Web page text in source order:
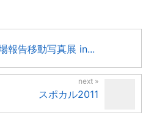
報告移動写真展 in...
スポカル2011